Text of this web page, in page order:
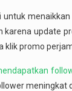
untuk
karena update
klik promo
meningkat